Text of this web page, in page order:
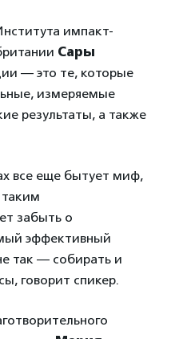
импакт-
Сары
— это те, которые
измеряемые
результаты, а также
все еще бытует миф,
таким
забыть о
эффективный
так — собирать и
говорит спикер.